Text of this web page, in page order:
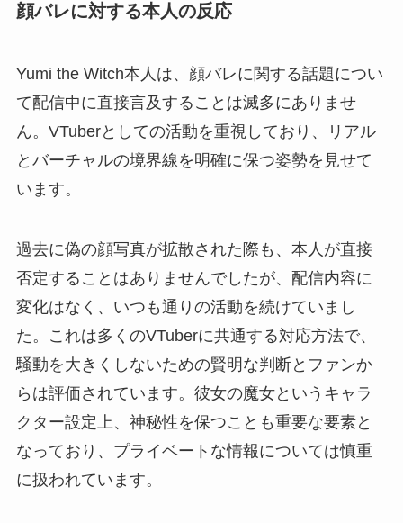
顔バレに対する本人の反応
Yumi the Witch本人は、顔バレに関する話題につい
て配信中に直接言及することは滅多にありませ
ん。VTuberとしての活動を重視しており、リアル
とバーチャルの境界線を明確に保つ姿勢を見せて
います。
過去に偽の顔写真が拡散された際も、本人が直接
否定することはありませんでしたが、配信内容に
変化はなく、いつも通りの活動を続けていまし
た。これは多くのVTuberに共通する対応方法で、
騒動を大きくしないための賢明な判断とファンか
らは評価されています。彼女の魔女というキャラ
クター設定上、神秘性を保つことも重要な要素と
なっており、プライベートな情報については慎重
に扱われています。